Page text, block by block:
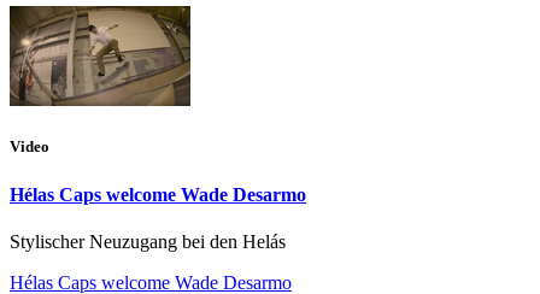
Video
Hélas Caps welcome Wade Desarmo
Stylischer Neuzugang bei den Helás
Hélas Caps welcome Wade Desarmo